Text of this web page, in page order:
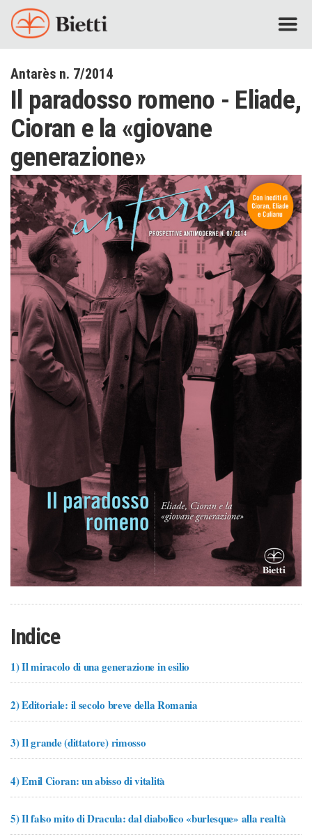
Antarès n. 7/2014
Il paradosso romeno - Eliade,
Cioran e la «giovane
generazione»
Indice
1)Il miracolo di una generazione in esilio
2)Editoriale: il secolo breve della Romania
3)Il grande (dittatore) rimosso
4)Emil Cioran: un abisso di vitalità
5)Il falso mito di Dracula: dal diabolico «burlesque» alla realtà